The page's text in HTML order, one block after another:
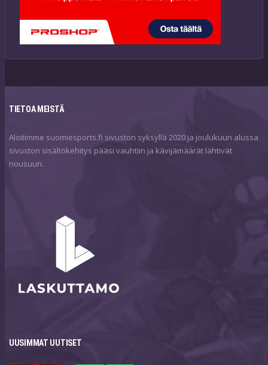
TIETOA MEISTÄ
Aloitimme suomiesports.fi sivuston syksyllä 2020 ja joulukuun alussa
sivuston sisältökehitys pääsi vauhtiin ja kävijämäärät lähtivät
nousuun.
UUSIMMAT UUTISET